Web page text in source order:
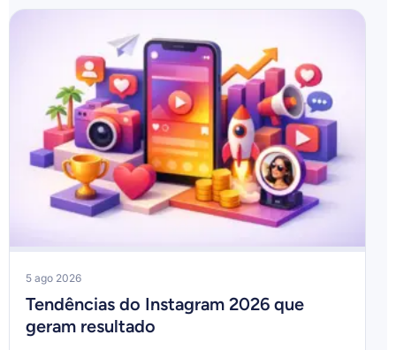
5 ago 2026
Tendências do Instagram 2026 que
geram resultado